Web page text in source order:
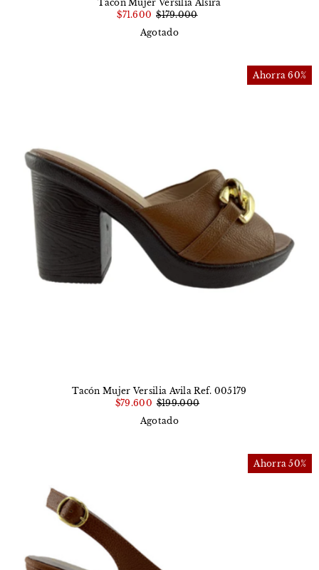
Tacón Mujer Versilia Alsira
$71.600 $179.000
Agotado
Ahorra 60%
Tacón Mujer Versilia Avila Ref. 005179
$79.600 $199.000
Agotado
Ahorra 50%